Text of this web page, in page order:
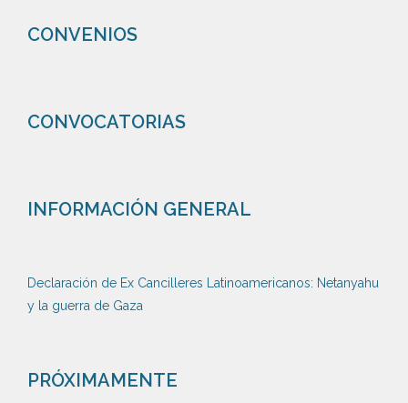
CONVENIOS
CONVOCATORIAS
INFORMACIÓN GENERAL
Declaración de Ex Cancilleres Latinoamericanos: Netanyahu
y la guerra de Gaza
PRÓXIMAMENTE